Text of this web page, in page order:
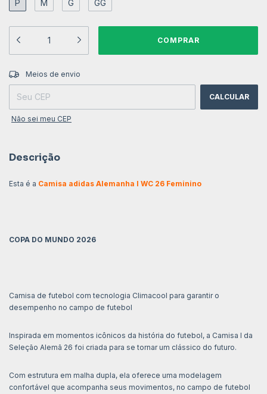
P M G GG
Entregas para o CEP:
Meios de envio
CALCULAR
Não sei meu CEP
Descrição
Esta é a Camisa adidas Alemanha I WC 26 Feminino
COPA DO MUNDO 2026
Camisa de futebol com tecnologia Climacool para garantir o
desempenho no campo de futebol
Inspirada em momentos icônicos da história do futebol, a Camisa I da
Seleção Alemã 26 foi criada para se tornar um clássico do futuro.
Com estrutura em malha dupla, ela oferece uma modelagem
confortável que acompanha seus movimentos, no campo de futebol